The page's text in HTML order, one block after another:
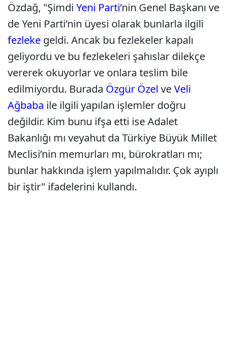
Özdağ, "Şimdi Yeni Parti’nin Genel Başkanı ve
de Yeni Parti’nin üyesi olarak bunlarla ilgili
fezleke geldi. Ancak bu fezlekeler kapalı
geliyordu ve bu fezlekeleri şahıslar dilekçe
vererek okuyorlar ve onlara teslim bile
edilmiyordu. Burada Özgür Özel veVeli
Ağbaba ile ilgili yapılan işlemler doğru
değildir. Kim bunu ifşa etti ise Adalet
Bakanlığı mı veyahut da Türkiye Büyük Millet
Meclisi’nin memurları mı, bürokratları mı;
bunlar hakkında işlem yapılmalıdır. Çok ayıplı
bir iştir" ifadelerini kullandı.